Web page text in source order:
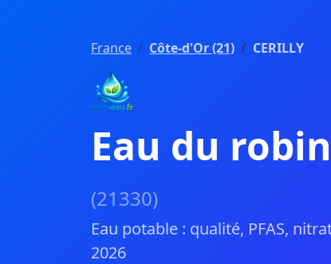
France Côte-d'Or (21) CERILLY
Eau du
(21330)
Eau potable : qualité, PFAS,
2026